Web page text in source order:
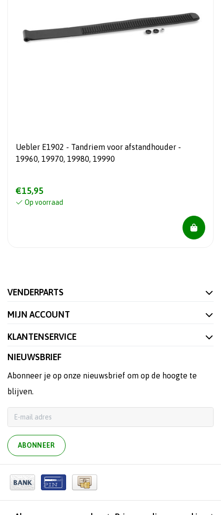
Uebler E1902 - Tandriem voor afstandhouder -
19960, 19970, 19980, 19990
€15,95
Op voorraad
VENDERPARTS
MIJN ACCOUNT
KLANTENSERVICE
NIEUWSBRIEF
Abonneer je op onze nieuwsbrief om op de hoogte te
blijven.
ABONNEER